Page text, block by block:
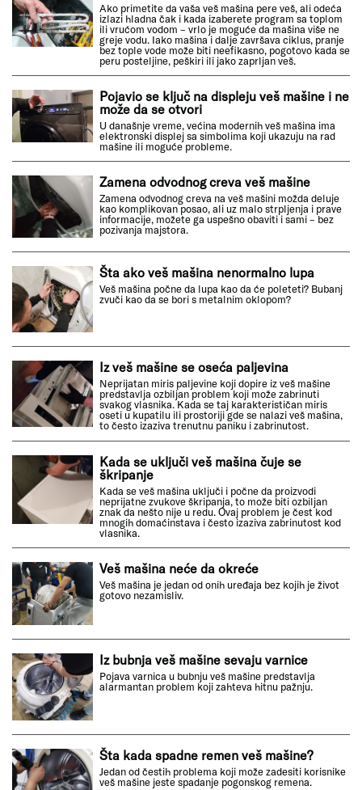
Ako primetite da vaša veš mašina pere veš, ali odeća
izlazi hladna čak i kada izaberete program sa toplom
ili vrućom vodom – vrlo je moguće da mašina više ne
greje vodu. Iako mašina i dalje završava ciklus, pranje
bez tople vode može biti neefikasno, pogotovo kada se
peru posteljine, peškiri ili jako zaprljan veš.
Pojavio se ključ na displeju veš mašine i ne
može da se otvori
U današnje vreme, većina modernih veš mašina ima
elektronski displej sa simbolima koji ukazuju na rad
mašine ili moguće probleme.
Zamena odvodnog creva veš mašine
Zamena odvodnog creva na veš mašini možda deluje
kao komplikovan posao, ali uz malo strpljenja i prave
informacije, možete ga uspešno obaviti i sami – bez
pozivanja majstora.
Šta ako veš mašina nenormalno lupa
Veš mašina počne da lupa kao da će poleteti? Bubanj
zvuči kao da se bori s metalnim oklopom?
Iz veš mašine se oseća paljevina
Neprijatan miris paljevine koji dopire iz veš mašine
predstavlja ozbiljan problem koji može zabrinuti
svakog vlasnika. Kada se taj karakterističan miris
oseti u kupatilu ili prostoriji gde se nalazi veš mašina,
to često izaziva trenutnu paniku i zabrinutost.
Kada se uključi veš mašina čuje se
škripanje
Kada se veš mašina uključi i počne da proizvodi
neprijatne zvukove škripanja, to može biti ozbiljan
znak da nešto nije u redu. Ovaj problem je čest kod
mnogih domaćinstava i često izaziva zabrinutost kod
vlasnika.
Veš mašina neće da okreće
Veš mašina je jedan od onih uređaja bez kojih je život
gotovo nezamisliv.
Iz bubnja veš mašine sevaju varnice
Pojava varnica u bubnju veš mašine predstavlja
alarmantan problem koji zahteva hitnu pažnju.
Šta kada spadne remen veš mašine?
Jedan od čestih problema koji može zadesiti korisnike
veš mašine jeste spadanje pogonskog remena.